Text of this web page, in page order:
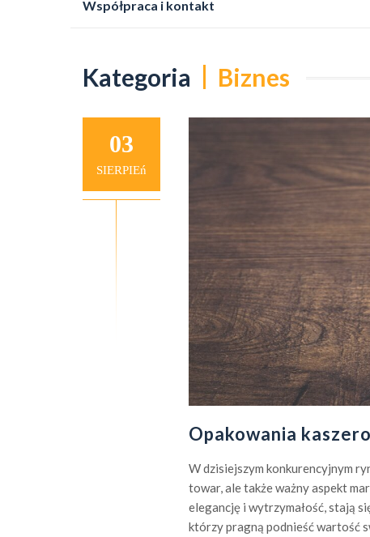
Współpraca i kontakt
Kategoria Biznes
03
SIERPIEń
Opakowania
W dzisiejszym konkurencyjnym
towar, ale także ważny aspekt
elegancję i wytrzymałość, stają
którzy pragną podnieść wartość